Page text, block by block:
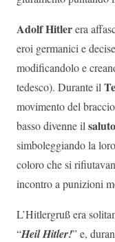
Adolf Hitlerera
eroi germanici e
modificandolo e
tedesco). Durante il
movimento del
basso divenne il
simboleggiando la
coloro che si
incontro a punizioni
L’Hitlergruß era
“Heil Hitler!” e,